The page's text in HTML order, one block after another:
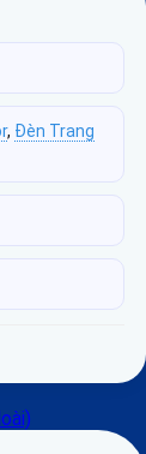
, Đèn Trang